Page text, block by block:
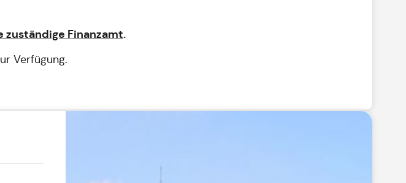
zuständige Finanzamt.
Verfügung.